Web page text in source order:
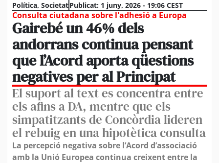
Política, SocietatPublicat: 1 juny, 2026 - 19:06 CEST
Consulta ciutadana sobre l'adhesió a Europa
Gairebé un 46% dels
andorrans continua pensant
que l’Acord aporta qüestions
negatives per al Principat
El suport al text es concentra entre
els afins a DA, mentre que els
simpatitzants de Concòrdia lideren
el rebuig en una hipotètica consulta
La percepció negativa sobre l’Acord d’associació
amb la Unió Europea continua creixent entre la